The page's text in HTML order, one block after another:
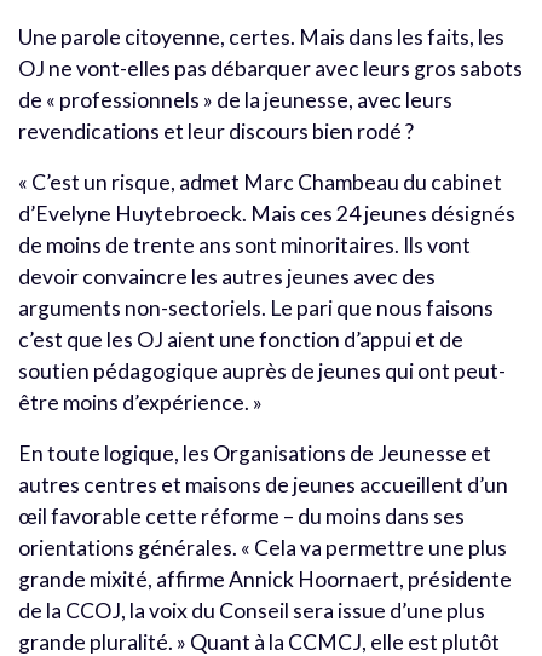
Une parole citoyenne, certes. Mais dans les faits, les
OJ ne vont-elles pas débarquer avec leurs gros sabots
de « professionnels » de la jeunesse, avec leurs
revendications et leur discours bien rodé ?
« C’est un risque, admet Marc Chambeau du cabinet
d’Evelyne Huytebroeck. Mais ces 24 jeunes désignés
de moins de trente ans sont minoritaires. Ils vont
devoir convaincre les autres jeunes avec des
arguments non-sectoriels. Le pari que nous faisons
c’est que les OJ aient une fonction d’appui et de
soutien pédagogique auprès de jeunes qui ont peut-
être moins d’expérience. »
En toute logique, les Organisations de Jeunesse et
autres centres et maisons de jeunes accueillent d’un
œil favorable cette réforme – du moins dans ses
orientations générales. « Cela va permettre une plus
grande mixité, affirme Annick Hoornaert, présidente
de la CCOJ, la voix du Conseil sera issue d’une plus
grande pluralité. » Quant à la CCMCJ, elle est plutôt